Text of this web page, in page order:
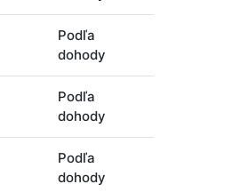
Podľa
dohody
Podľa
dohody
Podľa
dohody